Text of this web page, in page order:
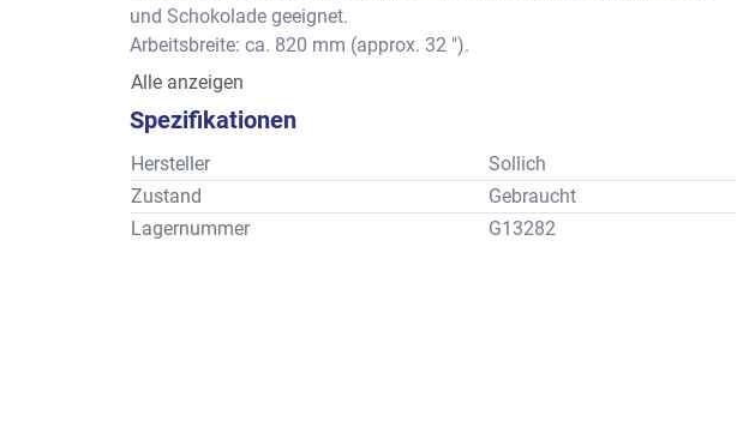
und Schokolade geeignet.
Arbeitsbreite: ca. 820 mm (approx. 32 ").
32 Produkte pro Hub (double row depositor)
Die Angaben gemäß Prospektbeschreibung des Herstellers.
Alle anzeigen
Spezifikationen
Hersteller
Sollich
Zustand
Gebraucht
Lagernummer
G13282